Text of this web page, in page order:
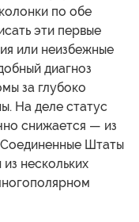
по обе
эти первые
или неизбежные
диагноз
за глубоко
На деле статус
снижается — из
Штаты
нескольких